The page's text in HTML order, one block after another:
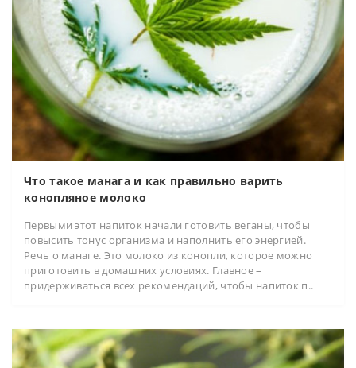
Что такое манага и как правильно варить
конопляное молоко
Первыми этот напиток начали готовить веганы, чтобы
повысить тонус организма и наполнить его энергией.
Речь о манаге. Это молоко из конопли, которое можно
приготовить в домашних условиях. Главное –
придерживаться всех рекомендаций, чтобы напиток п..